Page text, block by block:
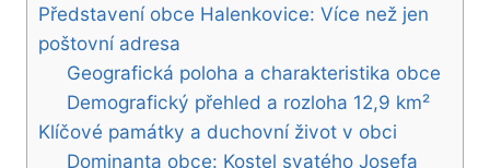
Představení obce Halenkovice: Více než jen
poštovní adresa
Geografická poloha a charakteristika obce
Demografický přehled a rozloha 12,9 km²
Klíčové památky a duchovní život v obci
Dominanta obce: Kostel svatého Josefa